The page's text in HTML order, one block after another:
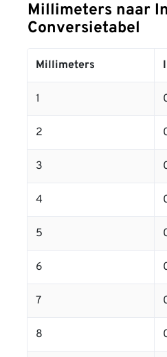
Millimeters naar
Conversietabel
Millimeters
1
2
3
4
5
6
7
8